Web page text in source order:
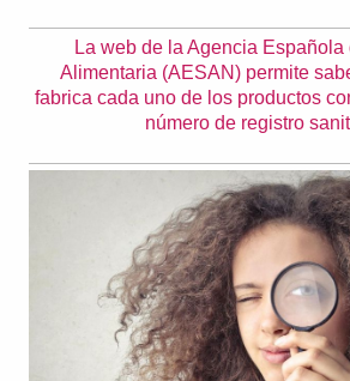
La web de la Agencia Española
Alimentaria (AESAN) permite
fabrica cada uno de los productos
número de registro